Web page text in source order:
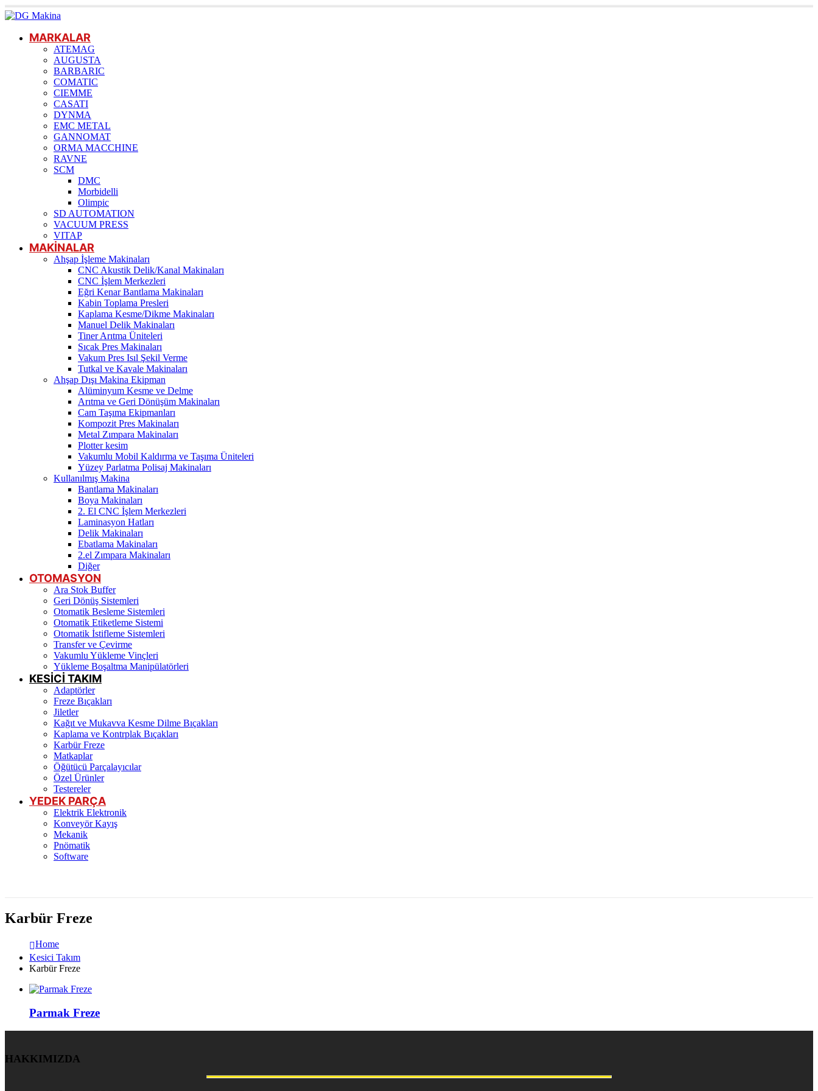
MARKALAR
ATEMAG
AUGUSTA
BARBARIC
COMATIC
CIEMME
CASATI
DYNMA
EMC METAL
GANNOMAT
ORMA MACCHINE
RAVNE
SCM
DMC
Morbidelli
Olimpic
SD AUTOMATION
VACUUM PRESS
VITAP
MAKİNALAR
Ahşap İşleme Makinaları
CNC Akustik Delik/Kanal Makinaları
CNC İşlem Merkezleri
Eğri Kenar Bantlama Makinaları
Kabin Toplama Presleri
Kaplama Kesme/Dikme Makinaları
Manuel Delik Makinaları
Tiner Arıtma Üniteleri
Sıcak Pres Makinaları
Vakum Pres Isıl Şekil Verme
Tutkal ve Kavale Makinaları
Ahşap Dışı Makina Ekipman
Alüminyum Kesme ve Delme
Arıtma ve Geri Dönüşüm Makinaları
Cam Taşıma Ekipmanları
Kompozit Pres Makinaları
Metal Zımpara Makinaları
Plotter kesim
Vakumlu Mobil Kaldırma ve Taşıma Üniteleri
Yüzey Parlatma Polisaj Makinaları
Kullanılmış Makina
Bantlama Makinaları
Boya Makinaları
2. El CNC İşlem Merkezleri
Laminasyon Hatları
Delik Makinaları
Ebatlama Makinaları
2.el Zımpara Makinaları
Diğer
OTOMASYON
Ara Stok Buffer
Geri Dönüş Sistemleri
Otomatik Besleme Sistemleri
Otomatik Etiketleme Sistemi
Otomatik İstifleme Sistemleri
Transfer ve Çevirme
Vakumlu Yükleme Vinçleri
Yükleme Boşaltma Manipülatörleri
KESİCİ TAKIM
Adaptörler
Freze Bıçakları
Jiletler
Kağıt ve Mukavva Kesme Dilme Bıçakları
Kaplama ve Kontrplak Bıçakları
Karbür Freze
Matkaplar
Öğütücü Parçalayıcılar
Özel Ürünler
Testereler
YEDEK PARÇA
Elektrik Elektronik
Konveyör Kayış
Mekanik
Pnömatik
Software
Karbür Freze
Home
Kesici Takım
Karbür Freze
Parmak Freze
HAKKIMIZDA